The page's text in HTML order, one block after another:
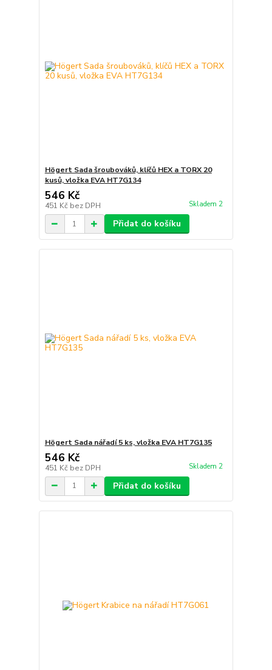
Högert Sada šroubováků, klíčů HEX a TORX 20
kusů, vložka EVA HT7G134
546 Kč
451 Kč bez DPH Skladem 2
Přidat do košíku
Högert Sada nářadí 5 ks, vložka EVA HT7G135
546 Kč
451 Kč bez DPH Skladem 2
Přidat do košíku